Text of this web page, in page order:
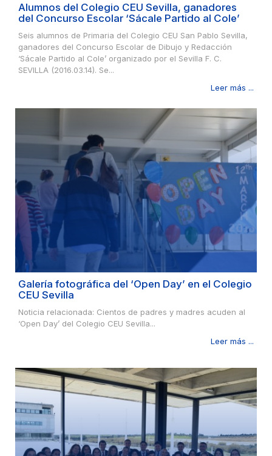
Alumnos del Colegio CEU Sevilla, ganadores
del Concurso Escolar ‘Sácale Partido al Cole’
Seis alumnos de Primaria del Colegio CEU San Pablo Sevilla,
ganadores del Concurso Escolar de Dibujo y Redacción
‘Sácale Partido al Cole’ organizado por el Sevilla F. C.
SEVILLA (2016.03.14). Se...
Leer más ...
Galería fotográfica del ‘Open Day’ en el Colegio
CEU Sevilla
Noticia relacionada: Cientos de padres y madres acuden al
‘Open Day’ del Colegio CEU Sevilla...
Leer más ...